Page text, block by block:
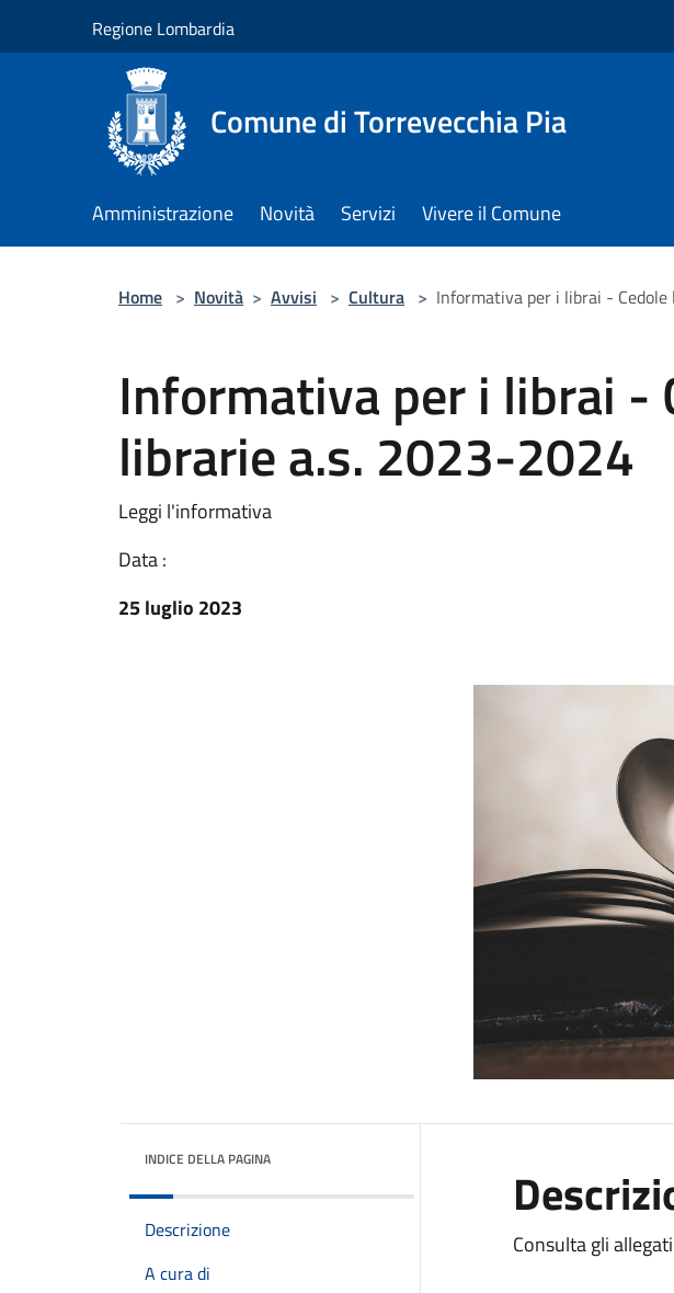
Regione Lombardia
Comune di Torrevecchia Pia
Amministrazione Novità Servizi Vivere il Comune
Home > Novità > Avvisi > Cultura > Informativa per i librai -
Informativa per i librai -
librarie a.s. 2023-2024
Leggi l'informativa
Data :
25 luglio 2023
INDICE DELLA PAGINA
Descrizione
A cura di
Consulta gli